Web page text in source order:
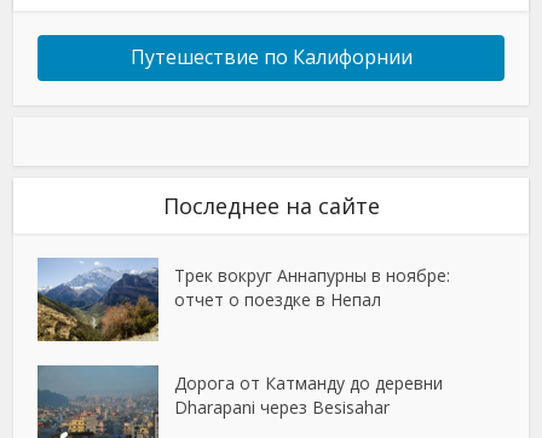
Путешествие по Калифорнии
Последнее на сайте
Трек вокруг Аннапурны в ноябре:
отчет о поездке в Непал
Дорога от Катманду до деревни
Dharapani через Besisahar